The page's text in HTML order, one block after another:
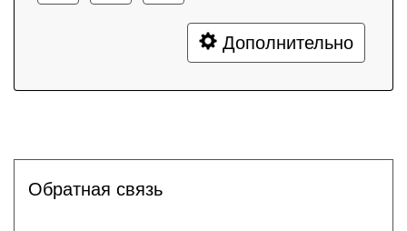
Дополнительно
Обратная связь